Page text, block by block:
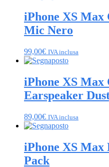
iPhone XS Max
Mic Nero
99,00€ IVA inclusa
iPhone XS Max
Earspeaker
89,00€ IVA inclusa
iPhone XS Max
Pack